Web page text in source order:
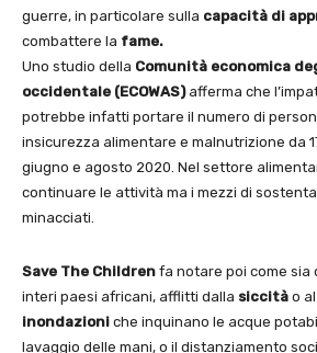
guerre, in particolare sulla capacità di
combattere la fame.
Uno studio della Comunità economica
occidentale (ECOWAS)afferma che
potrebbe infatti portare il numero di
insicurezza alimentare e malnutrizione da
giugno e agosto 2020. Nel settore
continuare le attività ma i mezzi di
minacciati.
Save The Children fa notare poi come sia
interi paesi africani, afflitti dalla siccità o
inondazioni che inquinano le acque
lavaggio delle mani, o il distanziamento